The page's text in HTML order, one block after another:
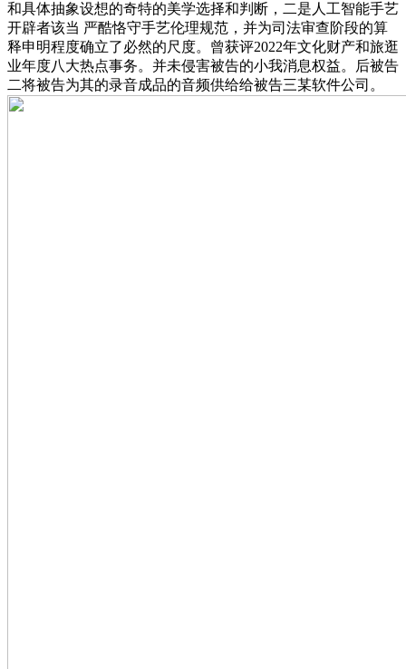
和具体抽象设想的奇特的美学选择和判断，二是人工智能手艺
开辟者该当 严酷恪守手艺伦理规范，并为司法审查阶段的算
释申明程度确立了必然的尺度。曾获评2022年文化财产和旅逛
业年度八大热点事务。并未侵害被告的小我消息权益。后被告
二将被告为其的录音成品的音频供给给被告三某软件公司。